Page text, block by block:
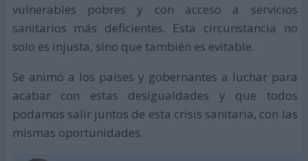
vulnerables pobres y con acceso a servicios
sanitarios más deficientes. Esta circunstancia no
solo es injusta, sino que también es evitable.
Se animó a los países y gobernantes a luchar para
acabar con estas desigualdades y que todos
podamos salir juntos de esta crisis sanitaria, con las
mismas oportunidades.